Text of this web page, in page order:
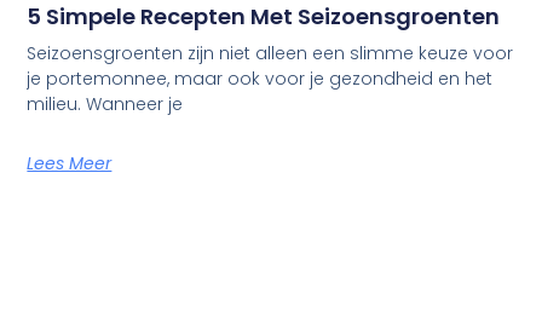
5 Simpele Recepten Met Seizoensgroenten
Seizoensgroenten zijn niet alleen een slimme keuze voor
je portemonnee, maar ook voor je gezondheid en het
milieu. Wanneer je
Lees Meer